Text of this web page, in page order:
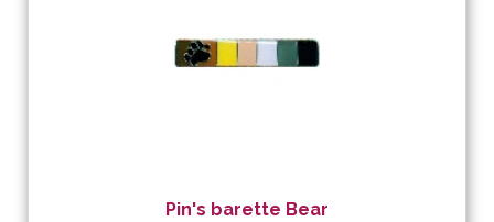
Pin's barette Bear